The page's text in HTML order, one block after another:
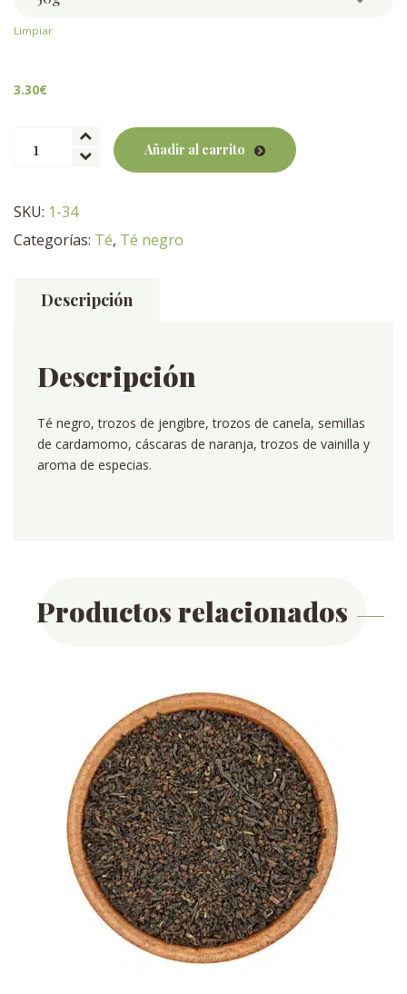
Limpiar
3.30€
cantidad
Añadir al carrito
SKU: 1-34
Categorías: Té, Té negro
Descripción
Descripción
Té negro, trozos de jengibre, trozos de canela, semillas
de cardamomo, cáscaras de naranja, trozos de vainilla y
aroma de especias.
Productos relacionados